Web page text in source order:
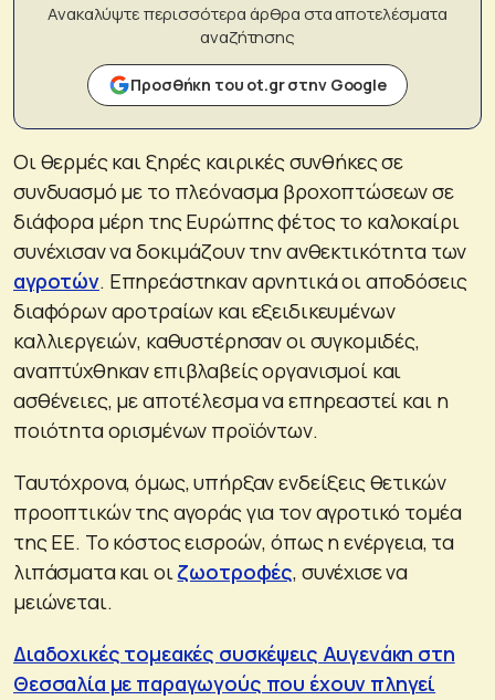
Ανακαλύψτε περισσότερα άρθρα στα αποτελέσματα
αναζήτησης
Προσθήκη του ot.gr στην Google
Οι θερμές και ξηρές καιρικές συνθήκες σε
συνδυασμό με το πλεόνασμα βροχοπτώσεων σε
διάφορα μέρη της Ευρώπης φέτος το καλοκαίρι
συνέχισαν να δοκιμάζουν την ανθεκτικότητα των
αγροτών. Επηρεάστηκαν αρνητικά οι αποδόσεις
διαφόρων αροτραίων και εξειδικευμένων
καλλιεργειών, καθυστέρησαν οι συγκομιδές,
αναπτύχθηκαν επιβλαβείς οργανισμοί και
ασθένειες, με αποτέλεσμα να επηρεαστεί και η
ποιότητα ορισμένων προϊόντων.
Ταυτόχρονα, όμως, υπήρξαν ενδείξεις θετικών
προοπτικών της αγοράς για τον αγροτικό τομέα
της ΕΕ. Το κόστος εισροών, όπως η ενέργεια, τα
λιπάσματα και οι ζωοτροφές, συνέχισε να
μειώνεται.
Διαδοχικές τομεακές συσκέψεις Αυγενάκη στη
Θεσσαλία με παραγωγούς που έχουν πληγεί